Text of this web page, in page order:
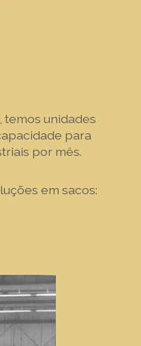
temos unidades
para
por mês.
em sacos: